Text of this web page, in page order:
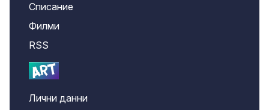
Списание
Филми
RSS
Лични данни